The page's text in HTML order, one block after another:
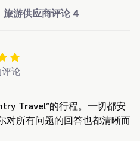
旅游供应商评论 4
论
Travel”的行程。一切都安
对所有问题的回答也都清晰而